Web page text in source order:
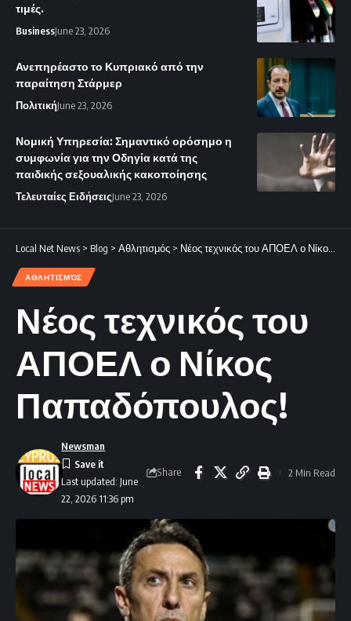
τιμές.
BusinessJune 23, 2026
Ανεπηρέαστο το Κυπριακό από την
παραίτηση Στάρμερ
ΠολιτικήJune 23, 2026
Νομική Υπηρεσία: Σημαντικό ορόσημο η
συμφωνία για την Οδηγία κατά της
παιδικής σεξουαλικής κακοποίησης
Τελευταίες ΕιδήσειςJune 23, 2026
Local Net News > Blog > Αθλητισμός > Νέος τεχνικός του ΑΠΟΕΛ ο Νίκος Παπαδόπουλος!
ΑΘΛΗΤΙΣΜΌΣ
Νέος τεχνικός του
ΑΠΟΕΛ ο Νίκος
Παπαδόπουλος!
Last updated: June
22, 2026 11:36 pm
Newsman
Share 2 Min Read